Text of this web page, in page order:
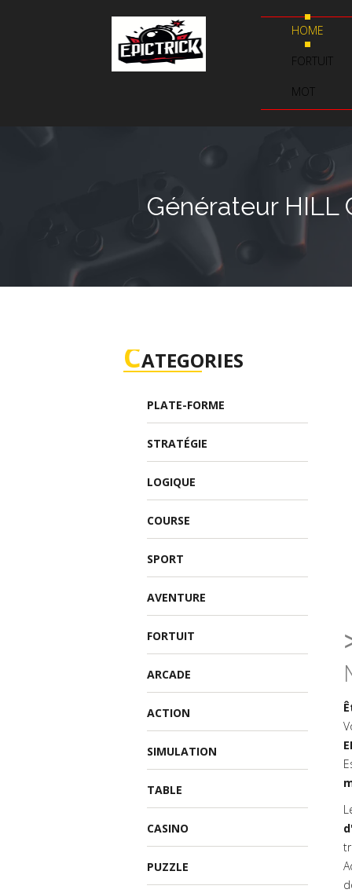
HOME
FORTUIT
MOT
Générateur HILL
CATEGORIES
PLATE-FORME
STRATÉGIE
LOGIQUE
COURSE
SPORT
AVENTURE
FORTUIT
ARCADE
ACTION
SIMULATION
TABLE
CASINO
PUZZLE